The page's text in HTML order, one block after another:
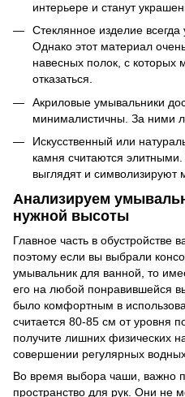
интерьере и станут
Стеклянное изделие
Однако этот материал
навесных полок, с которых
отказаться.
Акриловые умывальники
минималистичны. За ними
Искусственный или
камня считаются
выглядят и символизируют
Анализируем
нужной высоты
Главное часть в обустройстве
поэтому если вы выбрали
умывальник для ванной, то
его на любой понравившейся
было комфортным в
считается 80-85 см от уровня
получите лишних физических
совершении регулярных
Во время выбора чаши, важно
пространство для рук. Они не